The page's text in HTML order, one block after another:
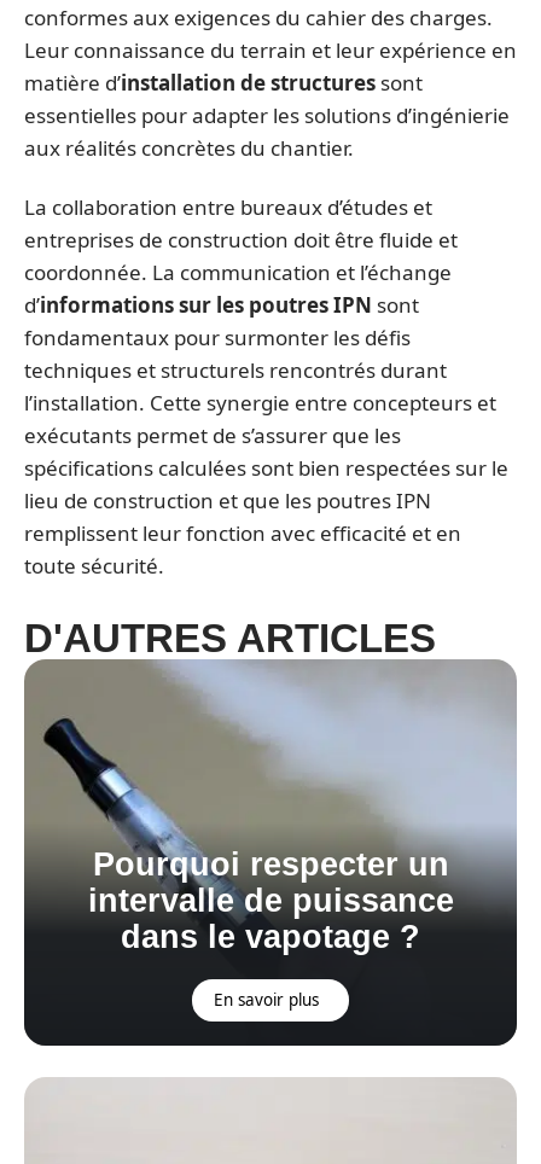
conformes aux exigences du cahier des charges.
Leur connaissance du terrain et leur expérience en
matière d’installation de structures sont
essentielles pour adapter les solutions d’ingénierie
aux réalités concrètes du chantier.
La collaboration entre bureaux d’études et
entreprises de construction doit être fluide et
coordonnée. La communication et l’échange
d’informations sur les poutres IPN sont
fondamentaux pour surmonter les défis
techniques et structurels rencontrés durant
l’installation. Cette synergie entre concepteurs et
exécutants permet de s’assurer que les
spécifications calculées sont bien respectées sur le
lieu de construction et que les poutres IPN
remplissent leur fonction avec efficacité et en
toute sécurité.
D'AUTRES ARTICLES
Pourquoi respecter un
intervalle de puissance
dans le vapotage ?
En savoir plus